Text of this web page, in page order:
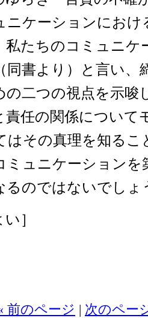
ニケーションにおけ
私たちのコミュニケ
同書より）と言い、
の二つの視点を示唆
責任の関係について
はその真理を知るこ
ミュニケーション
るのではないでしょ
］
前のページ | 次のペー